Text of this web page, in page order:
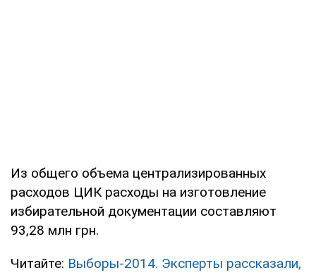
Из общего объема централизированных
расходов ЦИК расходы на изготовление
избирательной документации составляют
93,28 млн грн.
Читайте: Выборы-2014. Эксперты рассказали,